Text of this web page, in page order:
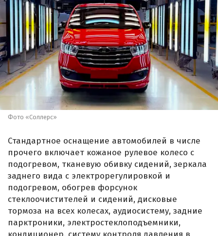
Фото «Соллерс»
Стандартное оснащение автомобилей в числе
прочего включает кожаное рулевое колесо с
подогревом, тканевую обивку сидений, зеркала
заднего вида с электрорегулировкой и
подогревом, обогрев форсунок
стеклоочистителей и сидений, дисковые
тормоза на всех колесах, аудиосистему, задние
парктроники, электростеклоподъемники,